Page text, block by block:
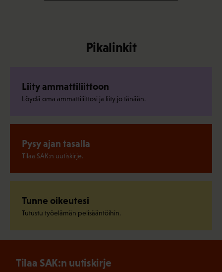
Pikalinkit
Liity ammattiliittoon
Löydä oma ammattiliittosi ja liity jo tänään.
Pysy ajan tasalla
Tilaa SAK:n uutiskirje.
Tunne oikeutesi
Tutustu työelämän pelisääntöihin.
Tilaa SAK:n uutiskirje